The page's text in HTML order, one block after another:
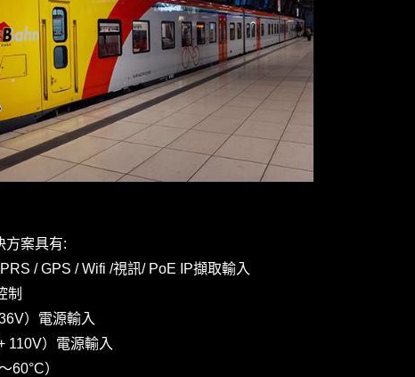
方案具有:
/ GPS / Wifi /視訊/ PoE IP擷取輸入
制
）電源輸入
110V）電源輸入
60°C）